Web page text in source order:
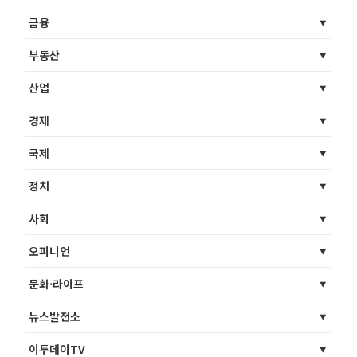
금융
부동산
산업
경제
국제
정치
사회
오피니언
문화·라이프
뉴스발전소
이투데이TV